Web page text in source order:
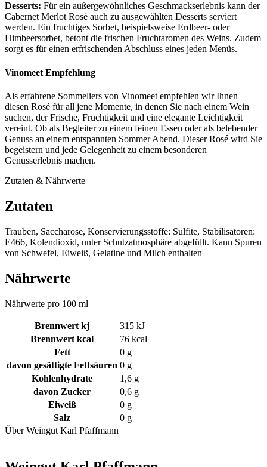
Desserts: Für ein außergewöhnliches Geschmackserlebnis kann der
Cabernet Merlot Rosé auch zu ausgewählten Desserts serviert
werden. Ein fruchtiges Sorbet, beispielsweise Erdbeer- oder
Himbeersorbet, betont die frischen Fruchtaromen des Weins. Zudem
sorgt es für einen erfrischenden Abschluss eines jeden Menüs.
Vinomeet Empfehlung
Als erfahrene Sommeliers von Vinomeet empfehlen wir Ihnen
diesen Rosé für all jene Momente, in denen Sie nach einem Wein
suchen, der Frische, Fruchtigkeit und eine elegante Leichtigkeit
vereint. Ob als Begleiter zu einem feinen Essen oder als belebender
Genuss an einem entspannten Sommer Abend. Dieser Rosé wird Sie
begeistern und jede Gelegenheit zu einem besonderen
Genusserlebnis machen.
Zutaten & Nährwerte
Zutaten
Trauben, Saccharose, Konservierungsstoffe: Sulfite, Stabilisatoren:
E466, Kolendioxid, unter Schutzatmosphäre abgefüllt. Kann Spuren
von Schwefel, Eiweiß, Gelatine und Milch enthalten
Nährwerte
Nährwerte pro 100 ml
Brennwert kj 315 kJ
Brennwert kcal
76 kcal
Fett
0 g
davon gesättigte Fettsäuren 0 g
Kohlenhydrate
1,6 g
davon Zucker 0,6 g
Eiweiß
0 g
Salz
0 g
Über Weingut Karl Pfaffmann